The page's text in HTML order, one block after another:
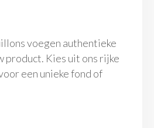
voegen authentieke
product. Kies uit ons rijke
een unieke fond of